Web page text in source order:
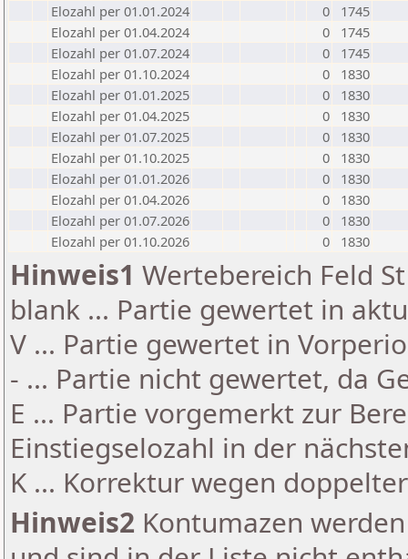
Elozahl per 01.01.2024
0
1745
Elozahl per 01.04.2024
0
1745
Elozahl per 01.07.2024
0
1745
Elozahl per 01.10.2024
0
1830
Elozahl per 01.01.2025
0
1830
Elozahl per 01.04.2025
0
1830
Elozahl per 01.07.2025
0
1830
Elozahl per 01.10.2025
0
1830
Elozahl per 01.01.2026
0
1830
Elozahl per 01.04.2026
0
1830
Elozahl per 01.07.2026
0
1830
Elozahl per 01.10.2026
0 1830
Hinweis1 Wertebereich Feld
blank ... Partie gewertet in
V ... Partie gewertet in
- ... Partie nicht gewertet, da
E ... Partie vorgemerkt zur
Einstiegselozahl in der
K ... Korrektur wegen
Hinweis2 Kontumazen